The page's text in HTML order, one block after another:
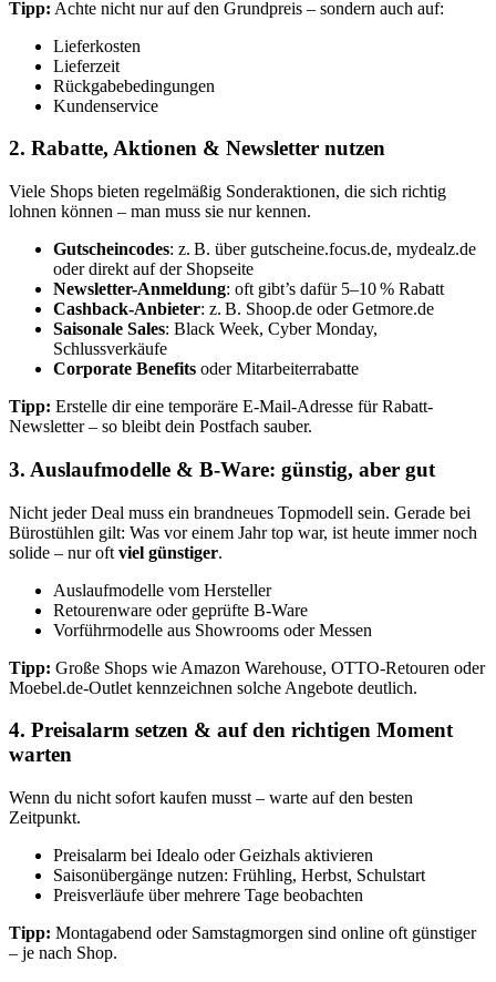
Tipp: Achte nicht nur auf den Grundpreis – sondern auch auf:
Lieferkosten
Lieferzeit
Rückgabebedingungen
Kundenservice
2. Rabatte, Aktionen & Newsletter nutzen
Viele Shops bieten regelmäßig Sonderaktionen, die sich richtig
lohnen können – man muss sie nur kennen.
Gutscheincodes: z. B. über gutscheine.focus.de, mydealz.de
oder direkt auf der Shopseite
Newsletter-Anmeldung: oft gibt’s dafür 5–10 % Rabatt
Cashback-Anbieter: z. B. Shoop.de oder Getmore.de
Saisonale Sales: Black Week, Cyber Monday,
Schlussverkäufe
Corporate Benefits oder Mitarbeiterrabatte
Tipp: Erstelle dir eine temporäre E-Mail-Adresse für Rabatt-
Newsletter – so bleibt dein Postfach sauber.
3. Auslaufmodelle & B-Ware: günstig, aber gut
Nicht jeder Deal muss ein brandneues Topmodell sein. Gerade bei
Bürostühlen gilt: Was vor einem Jahr top war, ist heute immer noch
solide – nur oft viel günstiger.
Auslaufmodelle vom Hersteller
Retourenware oder geprüfte B-Ware
Vorführmodelle aus Showrooms oder Messen
Tipp: Große Shops wie Amazon Warehouse, OTTO-Retouren oder
Moebel.de-Outlet kennzeichnen solche Angebote deutlich.
4. Preisalarm setzen & auf den richtigen Moment
warten
Wenn du nicht sofort kaufen musst – warte auf den besten
Zeitpunkt.
Preisalarm bei Idealo oder Geizhals aktivieren
Saisonübergänge nutzen: Frühling, Herbst, Schulstart
Preisverläufe über mehrere Tage beobachten
Tipp: Montagabend oder Samstagmorgen sind online oft günstiger
– je nach Shop.